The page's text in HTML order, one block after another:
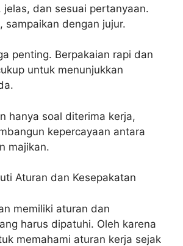
jelas, dan sesuai pertanyaan.
sampaikan dengan jujur.
penting. Berpakaian rapi dan
untuk menunjukkan
hanya soal diterima kerja,
kepercayaan antara
majikan.
Aturan dan Kesepakatan
memiliki aturan dan
harus dipatuhi. Oleh karena
memahami aturan kerja sejak